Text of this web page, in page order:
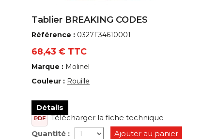
Tablier BREAKING CODES
Référence : 0327F34610001
68,43 € TTC
Marque : Molinel
Couleur : Rouille
Détails
PDF
Télécharger la fiche technique
Quantité :
Ajouter au panier